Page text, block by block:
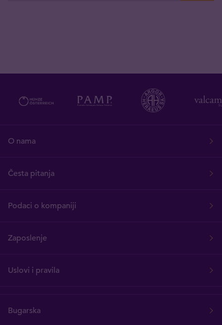
O nama
Česta pitanja
Podaci o kompaniji
Zaposlenje
Uslovi i pravila
Bugarska